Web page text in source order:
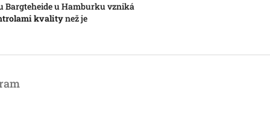
Bargteheide u Hamburku vzniká
kvalitynež je